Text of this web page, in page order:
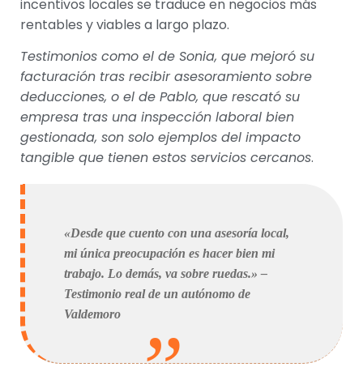
incentivos locales se traduce en negocios más
rentables y viables a largo plazo.
Testimonios como el de Sonia, que mejoró su
facturación tras recibir asesoramiento sobre
deducciones, o el de Pablo, que rescató su
empresa tras una inspección laboral bien
gestionada, son solo ejemplos del impacto
tangible que tienen estos servicios cercanos.
«Desde que cuento con una asesoría local,
mi única preocupación es hacer bien mi
trabajo. Lo demás, va sobre ruedas.» –
Testimonio real de un autónomo de
Valdemoro